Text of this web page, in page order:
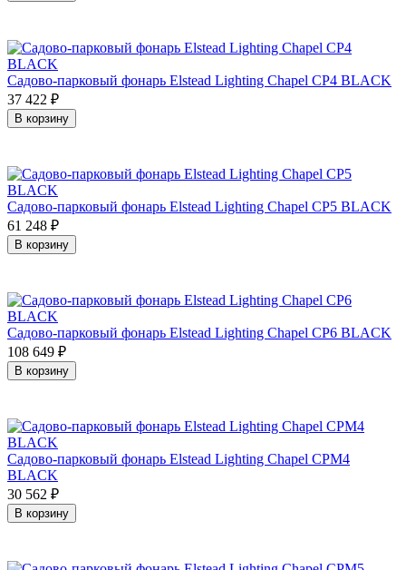
Садово-парковый фонарь Elstead Lighting Chapel CP4 BLACK
37 422 ₽
В корзину
Садово-парковый фонарь Elstead Lighting Chapel CP5 BLACK
61 248 ₽
В корзину
Садово-парковый фонарь Elstead Lighting Chapel CP6 BLACK
108 649 ₽
В корзину
Садово-парковый фонарь Elstead Lighting Chapel CPM4
BLACK
30 562 ₽
В корзину